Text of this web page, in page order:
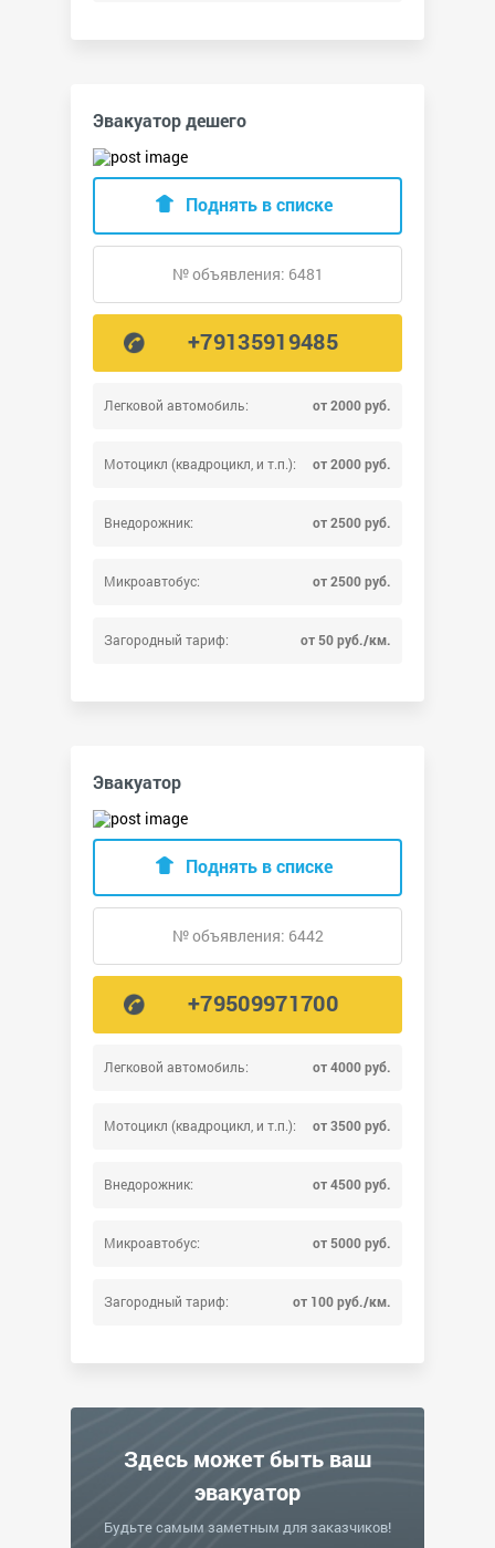
Эвакуатор дешего
Легковой автомобиль: от 2000 руб.
Мотоцикл (квадроцикл, и т.п.): от 2000 руб.
Внедорожник: от 2500 руб.
Микроавтобус: от 2500 руб.
Загородный тариф: от 50 руб./км.
Поднять в списке
№ объявления: 6481
+79135919485
Эвакуатор
Легковой автомобиль: от 4000 руб.
Мотоцикл (квадроцикл, и т.п.): от 3500 руб.
Внедорожник: от 4500 руб.
Микроавтобус: от 5000 руб.
Загородный тариф: от 100 руб./км.
Поднять в списке
№ объявления: 6442
+79509971700
Здесь может быть ваш
эвакуатор
Будьте самым заметным для заказчиков!